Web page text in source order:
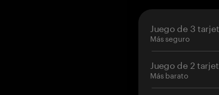
Juego de 3
Más seguro
Juego de 2
Más barato